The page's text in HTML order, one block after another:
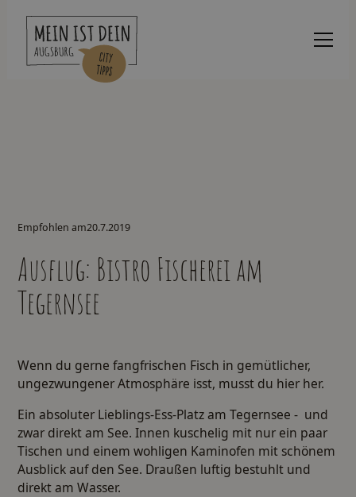
Empfohlen am20.7.2019
Ausflug: Bistro Fischerei am
Tegernsee
Wenn du gerne fangfrischen Fisch in gemütlicher,
ungezwungener Atmosphäre isst, musst du hier her.
Ein absoluter Lieblings-Ess-Platz am Tegernsee - und
zwar direkt am See. Innen kuschelig mit nur ein paar
Tischen und einem wohligen Kaminofen mit schönem
Ausblick auf den See. Draußen luftig bestuhlt und
direkt am Wasser.